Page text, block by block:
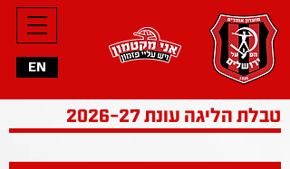
EN
טבלת הליגה עונת 2026-27